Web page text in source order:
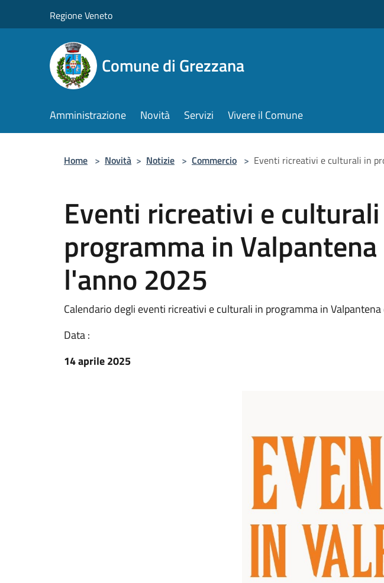
Regione Veneto
Comune di Grezzana
Amministrazione Novità Servizi Vivere il Comune
Home > Novità > Notizie > Commercio > Eventi ricreativi e culturali in
Eventi ricreativi e
programma in
l'anno 2025
Calendario degli eventi ricreativi e culturali in programma in
Data :
14 aprile 2025